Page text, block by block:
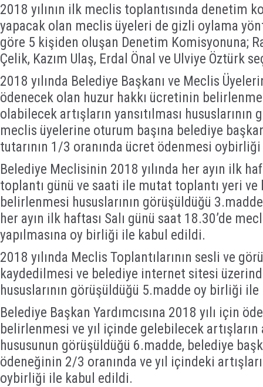
2018 yılının ilk meclis toplantısında denetim
yapacak olan meclis üyeleri de gizli oylama
göre 5 kişiden oluşan Denetim Komisyonuna;
Çelik, Kazım Ulaş, Erdal Önal ve Ulviye Öztürk
2018 yılında Belediye Başkanı ve Meclis
ödenecek olan huzur hakkı ücretinin
olabilecek artışların yansıtılması
meclis üyelerine oturum başına belediye
tutarının 1/3 oranında ücret ödenmesi
Belediye Meclisinin 2018 yılında her ayın ilk
toplantı günü ve saati ile mutat toplantı yeri ve
belirlenmesi hususlarının görüşüldüğü
her ayın ilk haftası Salı günü saat 18.30’de
yapılmasına oy birliği ile kabul edildi.
2018 yılında Meclis Toplantılarının sesli ve
kaydedilmesi ve belediye internet sitesi
hususlarının görüşüldüğü 5.madde oy birliği
Belediye Başkan Yardımcısına 2018 yılı için
belirlenmesi ve yıl içinde gelebilecek artışların
hususunun görüşüldüğü 6.madde, belediye
ödeneğinin 2/3 oranında ve yıl içindeki
oybirliği ile kabul edildi.